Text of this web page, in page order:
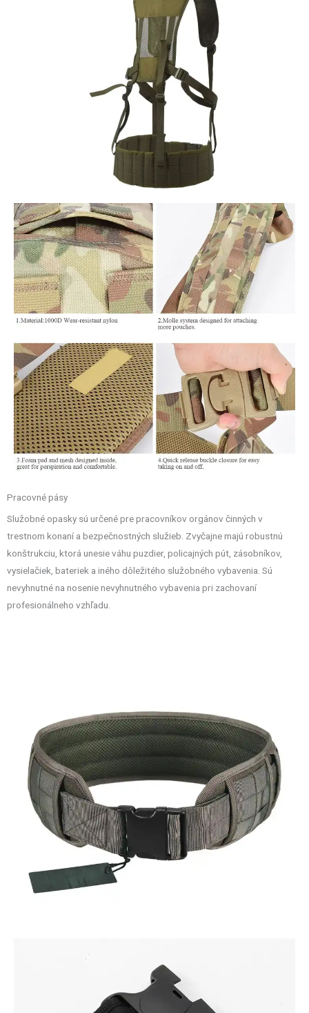
Pracovné pásy
Služobné opasky sú určené pre pracovníkov orgánov činných v
trestnom konaní a bezpečnostných služieb. Zvyčajne majú robustnú
konštrukciu, ktorá unesie váhu puzdier, policajných pút, zásobníkov,
vysielačiek, bateriek a iného dôležitého služobného vybavenia. Sú
nevyhnutné na nosenie nevyhnutného vybavenia pri zachovaní
profesionálneho vzhľadu.